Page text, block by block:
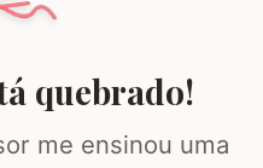
quebrado!
me ensinou uma